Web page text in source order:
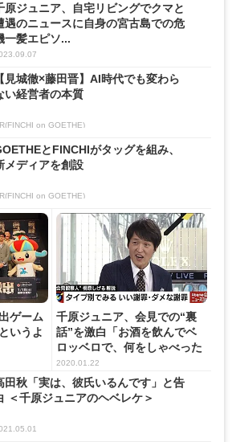
原ジュニア、自宅リビングでクマと
遇のニュースに自身の宮古島での危
一髪エピソ...
【見城徹×藤田晋】AI時代でも変わら
い経営者の本質
on GOETHE)
とFINCHIがタッグを組み、
メディアを創設
on GOETHE)
ゲーム
いうよ
千原ジュニア、会見での“裏
話”を激白「お酒を飲んでベ
ロッベロで、何をしゃべった
か...
2020.01.22
田秋「実は、彼氏いるんです」と告
＜千原ジュニアのヘベレケ＞